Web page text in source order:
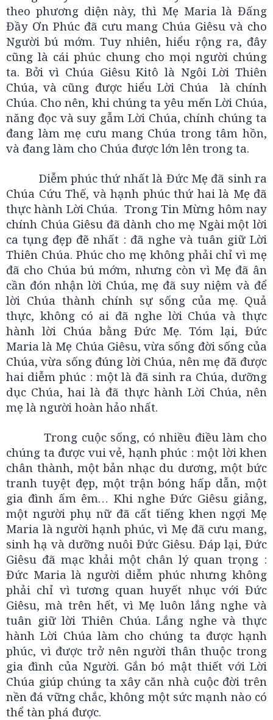
theo phương diện này, thì Mẹ Maria là Đấng
Đầy Ơn Phúc đã cưu mang Chúa Giêsu và cho
Người bú mớm. Tuy nhiên, hiểu rộng ra, đây
cũng là cái phúc chung cho mọi người chúng
ta. Bởi vì Chúa Giêsu Kitô là Ngôi Lời Thiên
Chúa, và cũng được hiểu Lời Chúa là chính
Chúa. Cho nên, khi chúng ta yêu mến Lời Chúa,
năng đọc và suy gẫm Lời Chúa, chính chúng ta
đang làm mẹ cưu mang Chúa trong tâm hồn,
và đang làm cho Chúa được lớn lên trong ta.
Diễm phúc thứ nhất là Đức Mẹ đã sinh ra
Chúa Cứu Thế, và hạnh phúc thứ hai là Mẹ đã
thực hành Lời Chúa. Trong Tin Mừng hôm nay
chính Chúa Giêsu đã dành cho mẹ Ngài một lời
ca tụng đẹp đẽ nhất : đã nghe và tuân giữ Lời
Thiên Chúa. Phúc cho mẹ không phải chỉ vì mẹ
đã cho Chúa bú mớm, nhưng còn vì Mẹ đã ân
cần đón nhận lời Chúa, mẹ đã suy niệm và để
lời Chúa thành chính sự sống của mẹ. Quả
thực, không có ai đã nghe lời Chúa và thực
hành lời Chúa bằng Đức Mẹ. Tóm lại, Đức
Maria là Mẹ Chúa Giêsu, vừa sống đời sống của
Chúa, vừa sống đúng lời Chúa, nên mẹ đã được
hai diễm phúc : một là đã sinh ra Chúa, dưỡng
dục Chúa, hai là đã thực hành Lời Chúa, nên
mẹ là người hoàn hảo nhất.
Trong cuộc sống, có nhiều điều làm cho
chúng ta được vui vẻ, hạnh phúc : một lời khen
chân thành, một bản nhạc du dương, một bức
tranh tuyệt đẹp, một trận bóng hấp dẫn, một
gia đình ấm êm… Khi nghe Đức Giêsu giảng,
một người phụ nữ đã cất tiếng khen ngợi Mẹ
Maria là người hạnh phúc, vì Mẹ đã cưu mang,
sinh hạ và dưỡng nuôi Đức Giêsu. Đáp lại, Đức
Giêsu đã mạc khải một chân lý quan trọng :
Đức Maria là người diễm phúc nhưng không
phải chỉ vì tương quan huyết nhục với Đức
Giêsu, mà trên hết, vì Mẹ luôn lắng nghe và
tuân giữ lời Thiên Chúa. Lắng nghe và thực
hành Lời Chúa làm cho chúng ta được hạnh
phúc, vì được trở nên người thân thuộc trong
gia đình của Người. Gắn bó mật thiết với Lời
Chúa giúp chúng ta xây căn nhà cuộc đời trên
nền đá vững chắc, không một sức mạnh nào có
thể tàn phá được.